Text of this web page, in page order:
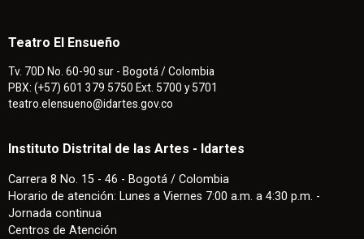
Teatro El Ensueño
Tv. 70D No. 60-90 sur - Bogotá / Colombia
PBX: (+57) 601 379 5750 Ext. 5700 y 5701
teatro.elensueno@idartes.gov.co
Instituto Distrital de las Artes - Idartes
Carrera 8 No. 15 - 46 - Bogotá / Colombia
Horario de atención: Lunes a Viernes 7:00 a.m. a 4:30 p.m. -
Jornada continua
Centros de Atención